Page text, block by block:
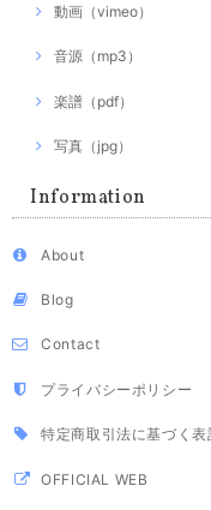
動画（vimeo）
音源（mp3）
楽譜（pdf）
写真（jpg）
Information
About
Blog
Contact
プライバシーポリシー
特定商取引法に基づく表
OFFICIAL WEB